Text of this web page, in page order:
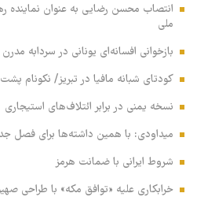
انتصاب محسن رضایی به عنوان نماینده
ملی
بازخوانی افسانه‌ای یونانی در سردابه
کودتای شبانه مافیا در تبریز/ نکونام پشت
نسخه یمنی در برابر ائتلاف‌های استیجاری
میداودی: با همین داشته‌ها برای فصل
شروط ایرانی با ضمانت هرمز
خرابکاری علیه «توافق مکه» با طراحی